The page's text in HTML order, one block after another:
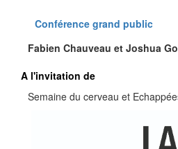
Conférence grand public
Fabien Chauveau et Joshua
A l'invitation de
Semaine du cerveau et